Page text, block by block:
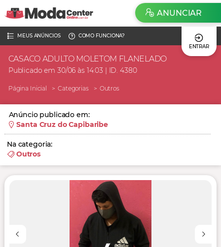
MEUS ANÚNCIOS
COMO FUNCIONA?
ENTRAR
ANUNCIAR
CASACO ADULTO MOLETOM FLANELADO
Publicado em 30/06 às 14:03 | ID. 4380
Página Inicial Categorias Outros
Anúncio publicado em:
Santa Cruz do Capibaribe
Na categoria:
Outros